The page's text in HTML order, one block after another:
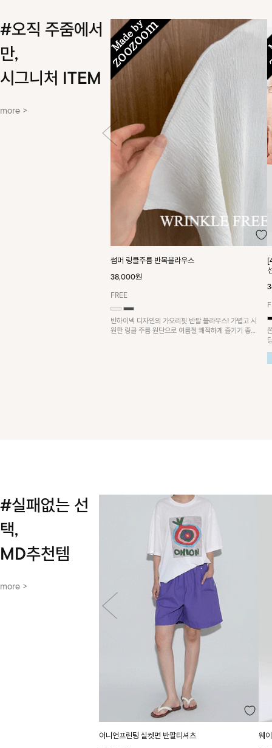
#오직 주줌에서
만,
시그니처 ITEM
more >
썸머 링클주름 반목블라우스
38,000원
FREE
반하이넥 디자인의 가오리핏 반팔 블라우스! 가볍고 시
원한 링클 주름 원단으로 여름철 쾌적하게 즐기기 좋은
#실패없는 선
택,
MD추천템
more >
어니언프린팅 실켓면 반팔티셔츠 웨